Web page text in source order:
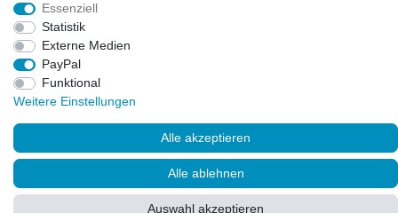
© Copyright 2026. LAXARA
Essenziell
Statistik
Externe Medien
PayPal
Funktional
Weitere Einstellungen
Alle akzeptieren
Alle ablehnen
Auswahl akzeptieren